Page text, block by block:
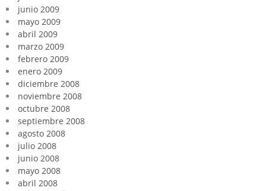
junio 2009
mayo 2009
abril 2009
marzo 2009
febrero 2009
enero 2009
diciembre 2008
noviembre 2008
octubre 2008
septiembre 2008
agosto 2008
julio 2008
junio 2008
mayo 2008
abril 2008